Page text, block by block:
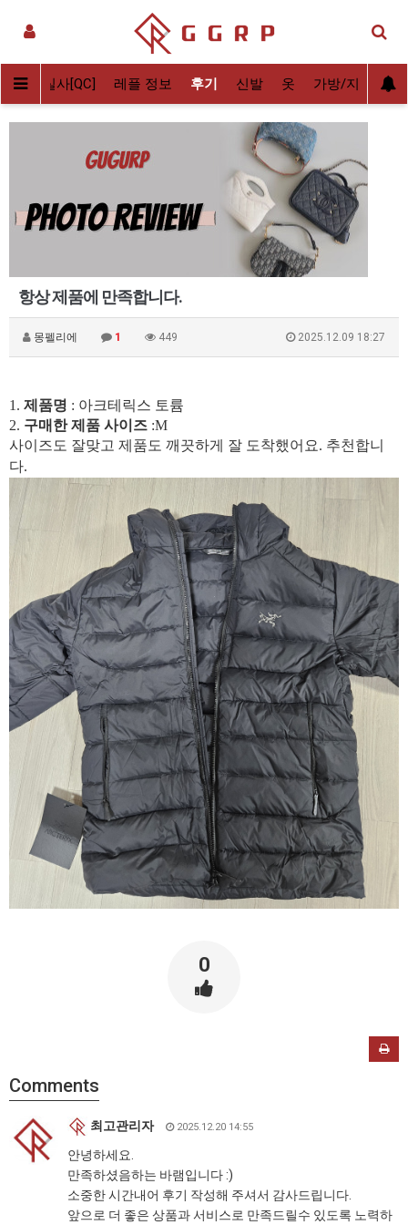
송전 실사[QC] 레플 정보 후기 신발 옷 가방/지갑 악
항상 제품에 만족합니다.
몽펠리에 1 449 2025.12.09 18:27
1. 제품명 : 아크테릭스 토륨
2. 구매한 제품 사이즈 :M
사이즈도 잘맞고 제품도 깨끗하게 잘 도착했어요. 추천합니
다.
0
Comments
최고관리자 2025.12.20 14:55
안녕하세요.
만족하셨음하는 바램입니다 :)
소중한 시간내어 후기 작성해 주셔서 감사드립니다.
앞으로 더 좋은 상품과 서비스로 만족드릴수 있도록 노력하